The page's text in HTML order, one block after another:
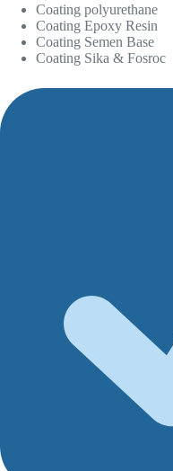
Coating polyurethane
Coating Epoxy Resin
Coating Semen Base
Coating Sika & Fosroc